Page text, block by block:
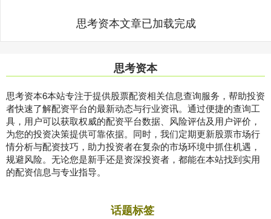
思考资本文章已加载完成
思考资本
思考资本6本站专注于提供股票配资相关信息查询服务，帮助投资
者快速了解配资平台的最新动态与行业资讯。通过便捷的查询工
具，用户可以获取权威的配资平台数据、风险评估及用户评价，
为您的投资决策提供可靠依据。同时，我们定期更新股票市场行
情分析与配资技巧，助力投资者在复杂的市场环境中抓住机遇，
规避风险。无论您是新手还是资深投资者，都能在本站找到实用
的配资信息与专业指导。
话题标签